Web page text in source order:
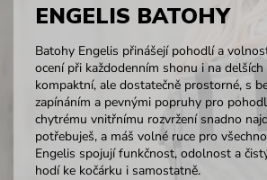
ENGELIS BATOHY
Batohy Engelis přinášejí pohodlí a
ocení při každodenním shonu i na delších
kompaktní, ale dostatečně prostorné, s
zapínáním a pevnými popruhy pro
chytrému vnitřnímu rozvržení snadno
potřebuješ, a máš volné ruce pro
Engelis spojují funkčnost, odolnost a
hodí ke kočárku i samostatně.